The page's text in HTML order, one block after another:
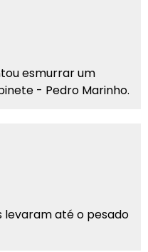
esmurrar um
- Pedro Marinho.
levaram até o pesado